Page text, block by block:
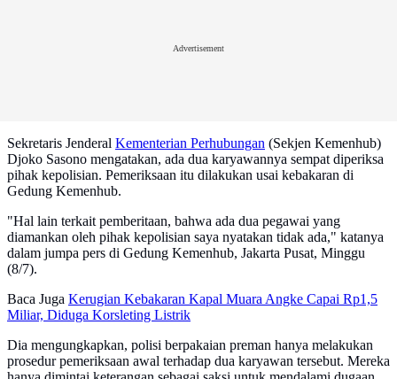
Advertisement
Sekretaris Jenderal Kementerian Perhubungan (Sekjen Kemenhub)
Djoko Sasono mengatakan, ada dua karyawannya sempat diperiksa
pihak kepolisian. Pemeriksaan itu dilakukan usai kebakaran di
Gedung Kemenhub.
"Hal lain terkait pemberitaan, bahwa ada dua pegawai yang
diamankan oleh pihak kepolisian saya nyatakan tidak ada," katanya
dalam jumpa pers di Gedung Kemenhub, Jakarta Pusat, Minggu
(8/7).
Baca Juga Kerugian Kebakaran Kapal Muara Angke Capai Rp1,5
Miliar, Diduga Korsleting Listrik
Dia mengungkapkan, polisi berpakaian preman hanya melakukan
prosedur pemeriksaan awal terhadap dua karyawan tersebut. Mereka